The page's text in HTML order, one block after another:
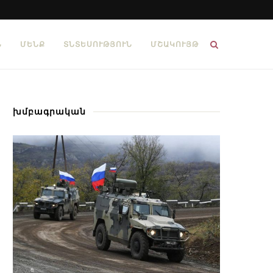
ՄԵՆՔ ՏՆՏԵՍՈՒԹՅՈՒՆ ՄՇԱԿՈՒՅԹ
խմբագրական